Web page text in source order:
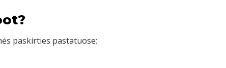
paskirties pastatuose;